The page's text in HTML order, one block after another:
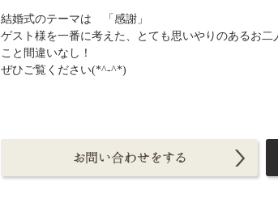
結婚式のテーマは 「感謝」
ゲスト様を一番に考えた、とても思いやりのあるお
こと間違いなし！
ぜひご覧ください(*^-^*)